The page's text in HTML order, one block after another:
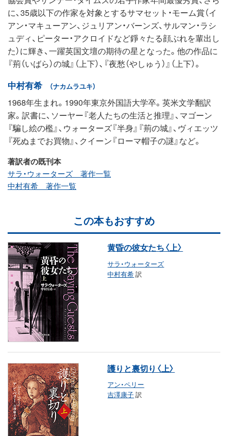
に、35歳以下の作家を対象とするサマセット・モーム賞（イ
アン・マキューアン、ジュリアン・バーンズ、サルマン・ラシ
ュディ、ピーター・アクロイドなど錚々たる顔ぶれを輩出し
た）に輝き、一躍英国文壇の期待の星となった。他の作品に
『荊（いばら）の城』（上下）、『夜愁（やしゅう）』（上下）。
中村有希 （ナカムラユキ）
1968年生まれ。1990年東京外国語大学卒。英米文学翻訳
家。訳書に、ソーヤー『老人たちの生活と推理』、マゴーン
『騙し絵の檻』、ウォーターズ『半身』『荊の城』、ヴィエッツ
『死ぬまでお買物』、クイーン『ローマ帽子の謎』など。
著訳者の既刊本
サラ・ウォーターズ 著作一覧
中村有希 著作一覧
この本もおすすめ
黄昏の彼女たち〈上〉
サラ・ウォーターズ
中村有希訳
護りと裏切り〈上〉
アン・ペリー
吉澤康子訳